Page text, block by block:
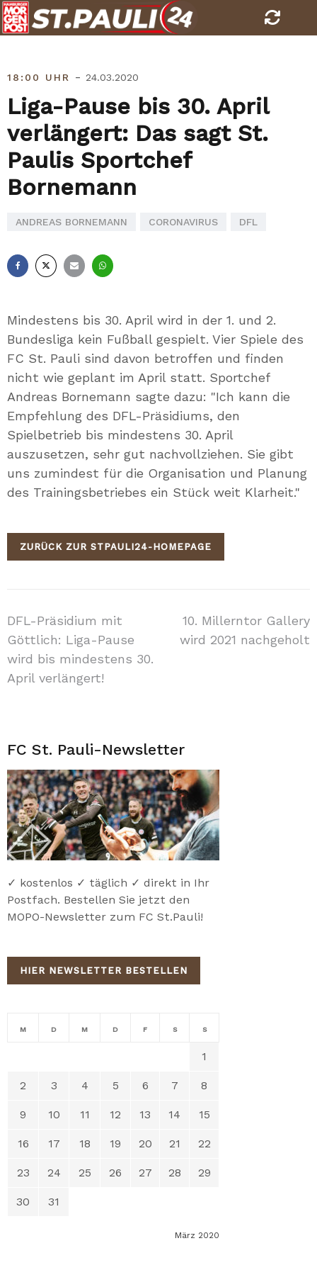
Skip
to
18:00 UHR - 24.03.2020
Liga-Pause bis 30. April
verlängert: Das sagt St.
Paulis Sportchef
Bornemann
ANDREAS BORNEMANN CORONAVIRUS DFL
Mindestens bis 30. April wird in der 1. und 2.
Bundesliga kein Fußball gespielt. Vier Spiele des
FC St. Pauli sind davon betroffen und finden
nicht wie geplant im April statt. Sportchef
Andreas Bornemann sagte dazu: "Ich kann die
Empfehlung des DFL-Präsidiums, den
Spielbetrieb bis mindestens 30. April
auszusetzen, sehr gut nachvollziehen. Sie gibt
uns zumindest für die Organisation und Planung
des Trainingsbetriebes ein Stück weit Klarheit."
ZURÜCK ZUR STPAULI24-HOMEPAGE
Beitragsnavigation
DFL-Präsidium mit
Göttlich: Liga-Pause
wird bis mindestens 30.
April verlängert!
10. Millerntor Gallery
wird 2021 nachgeholt
FC St. Pauli-Newsletter
✓ kostenlos ✓ täglich ✓ direkt in Ihr
Postfach. Bestellen Sie jetzt den
MOPO-Newsletter zum FC St.Pauli!
HIER NEWSLETTER BESTELLEN
März 2020
M D M D F S S
1
2 3 4 5 6 7 8
9 10 11 12 13 14 15
16 17 18 19 20 21 22
23 24 25 26 27 28 29
30 31